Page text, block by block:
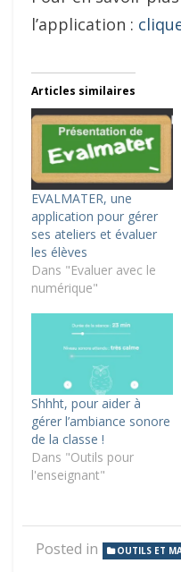
l’application :
Articles similaires
EVALMATER, une
application pour gérer
ses ateliers et évaluer
les élèves
Dans "Evaluer avec le
numérique"
Shhht, pour aider à
gérer l’ambiance sonore
de la classe !
Dans "Outils pour
l'enseignant"
Posted in OUTILS ET